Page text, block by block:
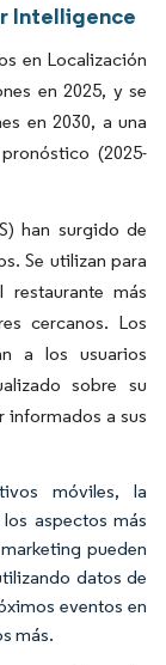
Intelligence
en Localización
en 2025, y se
en 2030, a una
(2025-
han surgido de
Se utilizan para
más
cercanos. Los
a los usuarios
sobre su
informados a sus
móviles, la
aspectos más
pueden
datos de
eventos en
más.